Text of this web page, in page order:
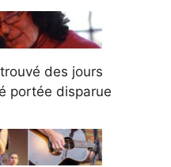
des jours
portée disparue